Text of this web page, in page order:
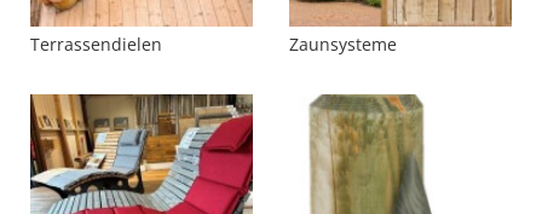
Terrassendielen Zaunsysteme